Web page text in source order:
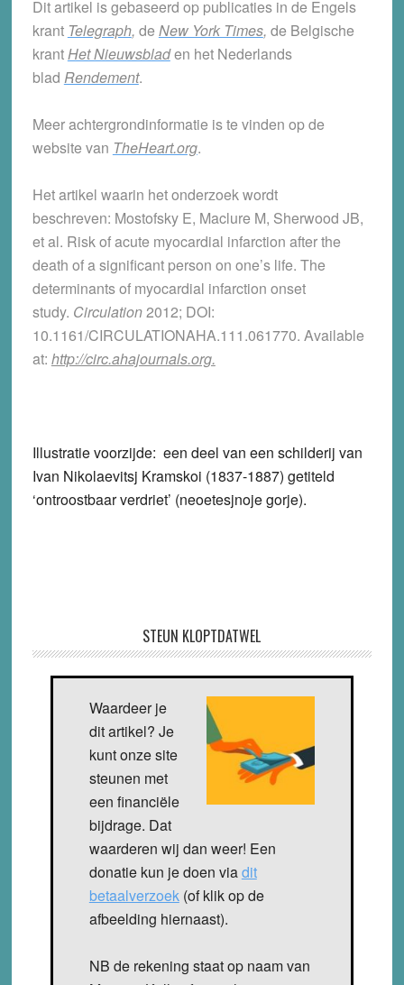
Dit artikel is gebaseerd op publicaties in de Engels
krant Telegraph, de New York Times, de Belgische
krantHet Nieuwsbladen het Nederlands
blad Rendement.
Meer achtergrondinformatie is te vinden op de
website van TheHeart.org.
Het artikel waarin het onderzoek wordt
beschreven: Mostofsky E, Maclure M, Sherwood JB,
et al. Risk of acute myocardial infarction after the
death of a significant person on one’s life. The
determinants of myocardial infarction onset
study. Circulation2012; DOI:
10.1161/CIRCULATIONAHA.111.061770. Available
at: http://circ.ahajournals.org.
Illustratie voorzijde: een deel van een schilderij van
Ivan Nikolaevitsj Kramskoi (1837-1887) getiteld
‘ontroostbaar verdriet’ (neoetesjnoje gorje).
STEUN KLOPTDATWEL
Waardeer je
dit artikel? Je
kunt onze site
steunen met
een financiële
bijdrage. Dat
waarderen wij dan weer! Een
donatie kun je doen viadit
betaalverzoek(of klik op de
afbeelding hiernaast).
NB de rekening staat op naam van